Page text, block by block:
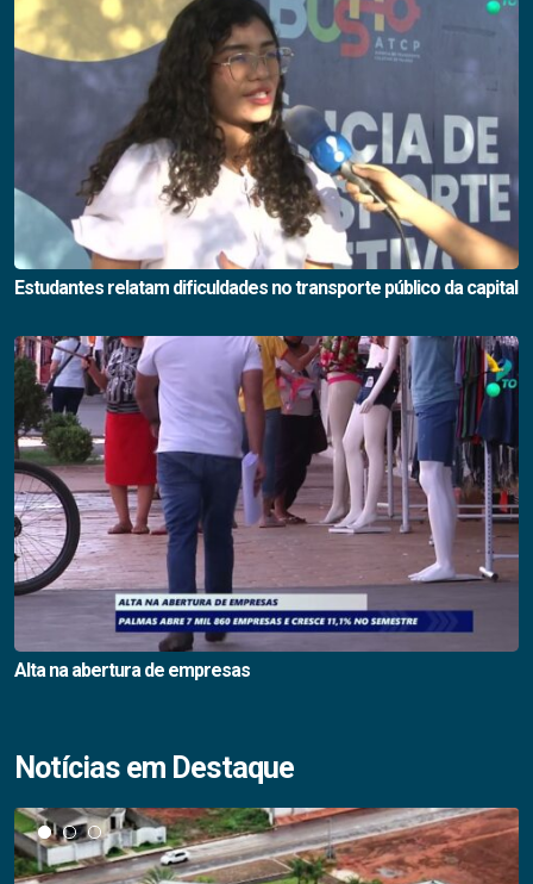
Estudantes relatam dificuldades no transporte público da capital
Alta na abertura de empresas
Notícias em Destaque